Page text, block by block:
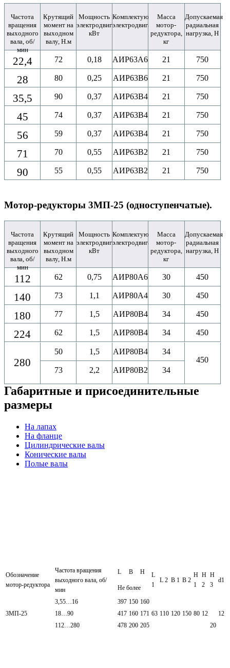
Частота
вращения
выходного
вала, об/
мин
Крутящий
момент на
выходном
валу, Н.м
Мощность
электродвигателя,
кВт
Комплектующий
электродвигатель
Масса
мотор-
редуктора,
кг
Допускаемая
радиальная
нагрузка, Н
22,4 72 0,18 АИР63A6 21 750
28 80 0,25 АИР63B6 21 750
35,5 90 0,37 АИР63B4 21 750
45 74 0,37 АИР63B4 21 750
56 59 0,37 АИР63B4 21 750
71 70 0,55 АИР63B2 21 750
90 55 0,55 АИР63B2 21 750
Мотор-редукторы 3МП-25 (одноступенчатые).
Частота
вращения
выходного
вала, об/
мин
Крутящий
момент на
выходном
валу, Н.м
Мощность
электродвигателя,
кВт
Комплектующий
электродвигатель
Масса
мотор-
редуктора,
кг
Допускаемая
радиальная
нагрузка, Н
112 62 0,75 АИР80A6 30 450
140 73 1,1 АИР80A4 30 450
180 77 1,5 АИР80B4 34 450
224 62 1,5 АИР80B4 34 450
280
50
73
1,5
2,2
АИР80B4
АИР80B2
34
34
450
Габаритные и присоединительные
размеры
На лапах
На фланце
Цилиндрические валы
Конические валы
Полые валы
Обозначение
мотор-редуктора
Частота вращения
выходного вала, об/
мин
L B H
L
1
L 2 B 1 B 2
H
1
H
2
H
3
d1
Не более
3МП-25
3,55…16 397 150 160
63 110 120 150 80 12 12
18…90 417 160 171
112…280
478 200 205 20